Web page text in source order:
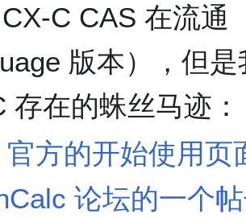
C CAS 在流通
版本），但
存在的蛛丝马迹：
官方的开始使用页
论坛的一个